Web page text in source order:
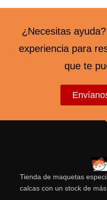
¿Necesitas
experiencia para
que te
Tienda de maquetas
calcas con un stock de